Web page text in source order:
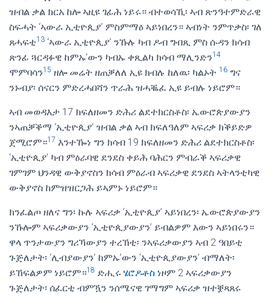
ዝብል ቃል ክርአ ከሎ ኣዚዩ ገፊሕ ነይሩ። ብተወሳኺ፡ ኣብ ጽንዓተምድራዊ
ስፍሓት ‘ኣውራ ኢቲዮጲያ’ ምስምማዕ ኣይነበረን። ኣብነት ንምጥቃስ፡ ገለ
ጸሓፍቲ13 ‘ኣውራ ኢቲዮጲያ’ ንኹሉ ካብ ዶብ ግብጺ ምስ ሱዳን ክሳብ
ጽንፊ ጓርዳፉዊ ከምኡ’ውን ካብኡ ቀጺልካ ክሳብ ማሊንድን14
ሞምባሳን15 ዘሎ መሬት ዘጠቓለለ ኢዩ ክብሉ ከለዉ፡ ካልኦት 16 ግና
ንኑብያ፡ ሰናርን ምድረሓበሻን ጥራሕ ዝሓቘፈ ኢዩ ይብሉ ነይሮም።
ኣብ መወዳእታ 17 ክፍለዘመን ድሕሪ ልደተክርስቶስ፡ ኤውሮጵያውያን
ንኣጠቓቕማ ‘ኢቲዮጲያ’ ዝብል ቃል ኣብ ክፍለዓለም ኣፍሪቃ ክቕይድዎ
ጀሚሮም።17 እንተዀነ ግን ክሳብ 19 ክፍለዘመን ድሕሪ ልደተክርስቶስ፡
‘ኢቲዮጲያ’ ካብ ምዕራባዊ ደንደስ ቀይሕ ባሕርን ምብራቕ ኣፍሪቃዊ
ገምገም ህንዳዊ ውቅያኖስን ክሳብ ምዕራብ ኣፍሪቃዊ ደንደስ ኣትላንቲካዊ
ውቅያኖስ ከምዝዝርጋሕ ይኣምኑ ነይሮም።
ክንፈልጦ ዘለና ግን፡ ኩሉ ኣፍሪቃ ‘ኢቲዮጲያ’ ኣይነበረን፡ ኤውሮጵያውያን
ንኹሎም ኣፍሪቃውያን ‘ኢቲዮጲያውያን’ ይብልዎም እውን ኣይነበሩን።
ዋላ ጥንታውያን ግሪኻውያን ተረኽቲ፡ ንኣፍሪቃውያን ኣብ 2 ዓበይቲ
ጉጅለታት፡ ‘ሊብያውያን’ ከምኡ’ውን ‘ኢቲዮጲያውያን’ ብማለት፡
ይኸፍልዎም ነይሮም።18 ድሒሩ ሄሮዶቶስ ነዞም 2 ኣፍሪቃውያን
ጉጅለታት፡ ሰፈርቲ ብምዃን ንሰሜናዊ ገማግም ኣፍሪቃ ዝተቛጻጸሩ